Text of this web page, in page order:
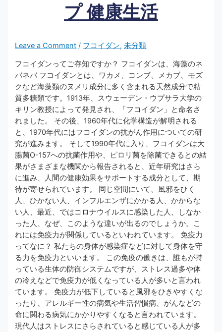
プ 健康生活
Leave a Comment / フコイダン,未分類
フコイダンってご存知ですか？ フコイダンは、海藻のネ
バネバ フコイダンとは、ワカメ、コンブ、メカブ、モズ
クなど海藻類のヌメリ成分に多く含まれる天然成分で粘
質多糖類です。1913年、スウェーデン・ウプサラ大学の
キリン教授によって発見され、「フコイダン」と命名さ
れました。 その後、1960年代に化学構造が解明される
と、1970年代にはフコイダンの抗がん作用についての研
究が進みます。 そして1990年代に入り、フコイダンは大
腸菌O-157への抗菌作用や、ピロリ菌を除菌できるとの結
果がさまざまな機関から報告されると、近年研究はさら
に進み、人間の健康効果をサポートする成分として、期
待が寄せられています。 同じ空間にいて、風邪をひく
人、ひかない人、インフルエンザにかかる人、かからな
い人、最近、ではコロナウイルスに感染した人、しなか
った人、なぜ、このような違いが出るのでしょうか。こ
れには免疫力が関係しているといわれています。 免疫力
ってなに？ 私たちの身体が感染症などに対して身体を守
る力を免疫力といいます。 この免疫の働きは、誰もが持
っている生体の防御システムですが、ストレス過多や体
の冷えなどで免疫力が低くなっている人が多いと言われ
ています。 免疫力が低下していると風邪をひきやすくな
ったり、アレルギー性の病気や生活習慣病、がんなどの
命に関わる病気にかかりやすくなると言われています。
現代人はストレスにさらされていると感じている人が多